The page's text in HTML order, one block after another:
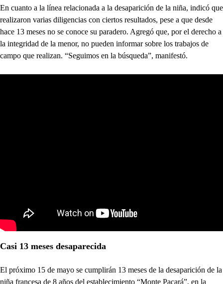
En cuanto a la línea relacionada a la desaparición de la niña, indicó que
realizaron varias diligencias con ciertos resultados, pese a que desde
hace 13 meses no se conoce su paradero. Agregó que, por el derecho a
la integridad de la menor, no pueden informar sobre los trabajos de
campo que realizan. “Seguimos en la búsqueda”, manifestó.
Casi 13 meses desaparecida
El próximo 15 de mayo se cumplirán 13 meses de la desaparición de la
niña francesa de 8 años del establecimiento “Monte Pacará”, en la